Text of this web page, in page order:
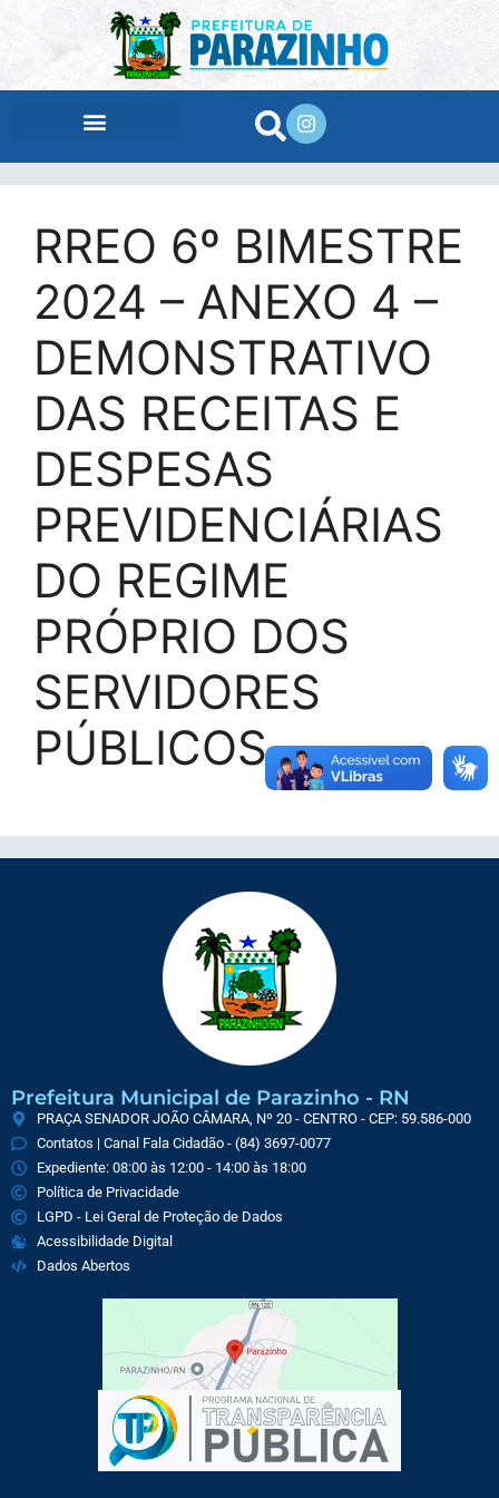
RREO 6º BIMESTRE
2024 – ANEXO 4 –
DEMONSTRATIVO
DAS RECEITAS E
DESPESAS
PREVIDENCIÁRIAS
DO REGIME
PRÓPRIO DOS
SERVIDORES
PÚBLICOS
Prefeitura Municipal de Parazinho - RN
PRAÇA SENADOR JOÃO CÂMARA, Nº 20 - CENTRO - CEP: 59.586-000
Contatos | Canal Fala Cidadão - (84) 3697-0077
Expediente: 08:00 às 12:00 - 14:00 às 18:00
Política de Privacidade
LGPD - Lei Geral de Proteção de Dados
Acessibilidade Digital
Dados Abertos